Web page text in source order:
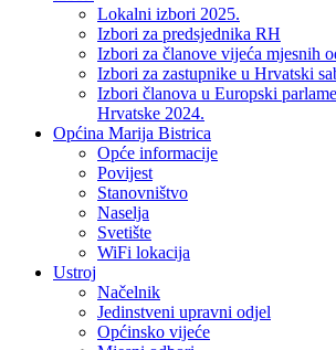
Lokalni izbori 2025.
Izbori za predsjednika RH
Izbori za članove vijeća mjesnih
Izbori za zastupnike u Hrvatski
Izbori članova u Europski
Hrvatske 2024.
Općina Marija Bistrica
Opće informacije
Povijest
Stanovništvo
Naselja
Svetište
WiFi lokacija
Ustroj
Načelnik
Jedinstveni upravni odjel
Općinsko vijeće